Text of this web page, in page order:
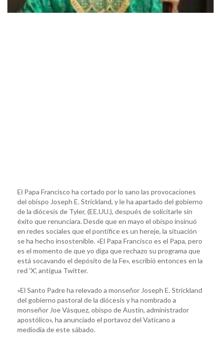
El Papa Francisco ha cortado por lo sano las provocaciones
del obispo Joseph E. Strickland, y le ha apartado del gobierno
de la diócesis de Tyler, (EE.UU.), después de solicitarle sin
éxito que renunciara. Desde que en mayo el obispo insinuó
en redes sociales que el pontífice es un hereje, la situación
se ha hecho insostenible. «El Papa Francisco es el Papa, pero
es el momento de que yo diga que rechazo su programa que
está socavando el depósito de la Fe», escribió entonces en la
red 'X', antigua Twitter.
«El Santo Padre ha relevado a monseñor Joseph E. Strickland
del gobierno pastoral de la diócesis y ha nombrado a
monseñor Joe Vásquez, obispo de Austin, administrador
apostólico», ha anunciado el portavoz del Vaticano a
mediodía de este sábado.